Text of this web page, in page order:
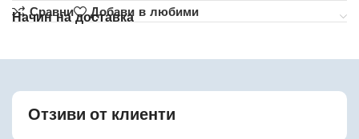
Сравни
Добави в любими
Начин на доставка
Отзиви от клиенти